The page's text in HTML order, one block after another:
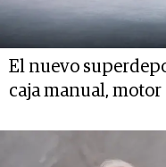
El nuevo
caja manual,